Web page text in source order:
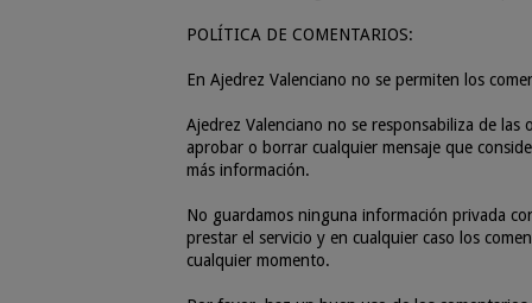
POLÍTICA DE COMENTARIOS:
En Ajedrez Valenciano no se permiten los
Ajedrez Valenciano no se responsabiliza de
aprobar o borrar cualquier mensaje que
más información.
No guardamos ninguna información privada
prestar el servicio y en cualquier caso los
cualquier momento.